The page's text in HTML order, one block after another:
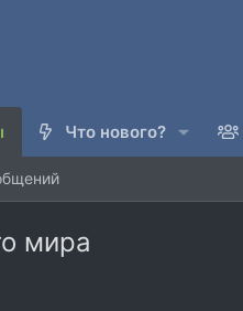
Что нового?
мира